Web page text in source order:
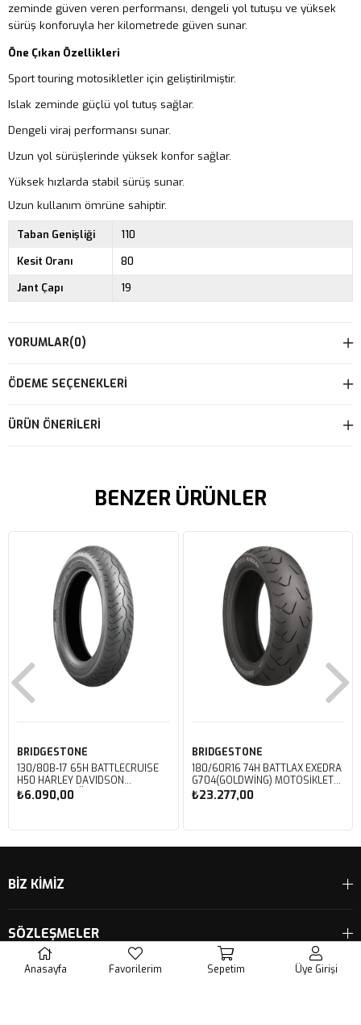
zeminde güven veren performansı, dengeli yol tutuşu ve yüksek
sürüş konforuyla her kilometrede güven sunar.
Öne Çıkan Özellikleri
Sport touring motosikletler için geliştirilmiştir.
Islak zeminde güçlü yol tutuş sağlar.
Dengeli viraj performansı sunar.
Uzun yol sürüşlerinde yüksek konfor sağlar.
Yüksek hızlarda stabil sürüş sunar.
Uzun kullanım ömrüne sahiptir.
Taban Genişliği
110
Kesit Oranı
80
Jant Çapı
19
YORUMLAR(0)
ÖDEME SEÇENEKLERI
ÜRÜN ÖNERILERI
BENZER ÜRÜNLER
BRIDGESTONE
130/80B-17 65H BATTLECRUISE
H50 HARLEY DAVIDSON
MOTOSIKLET ÖN LASTIĞI (2023)
₺6.090,00
BRIDGESTONE
180/60R16 74H BATTLAX EXEDRA
G704(GOLDWING) MOTOSIKLET
ARKA LASTIĞI (2025)
₺23.277,00
BİZ KİMİZ
SÖZLEŞMELER
Anasayfa Favorilerim Sepetim Üye Girişi